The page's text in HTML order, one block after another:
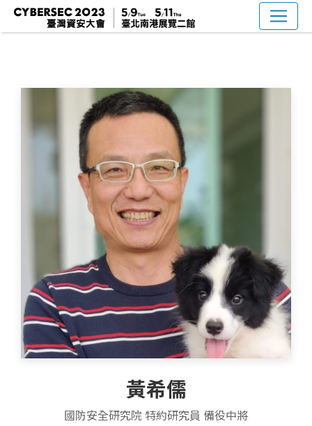
黃希儒
國防安全研究院 特約研究員 備役中將